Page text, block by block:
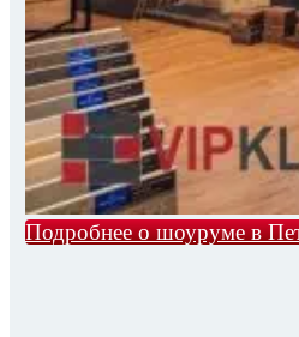
Подробнее о шоуруме в